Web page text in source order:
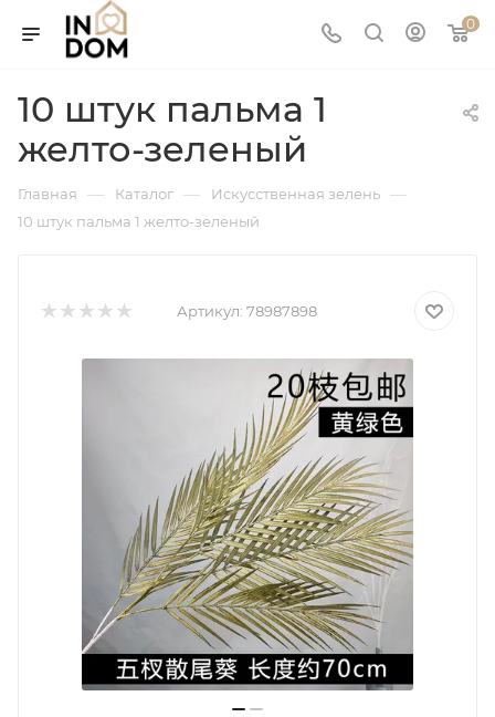
0
10 штук пальма 1
желто-зеленый
Главная — Каталог — Искусственная зелень —
10 штук пальма 1 желто-зеленый
Артикул: 78987898